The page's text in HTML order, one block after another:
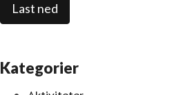
Last ned
Kategorier